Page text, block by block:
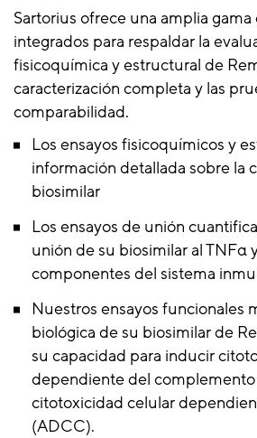
Sartorius ofrece una amplia gama
integrados para respaldar la
fisicoquímica y estructural de
caracterización completa y las
comparabilidad.
Los ensayos fisicoquímicos y
información detallada sobre la
biosimilar
Los ensayos de unión
unión de su biosimilar al TNFα
componentes del sistema
Nuestros ensayos funcionales
biológica de su biosimilar de
su capacidad para inducir
dependiente del
citotoxicidad celular
(ADCC).